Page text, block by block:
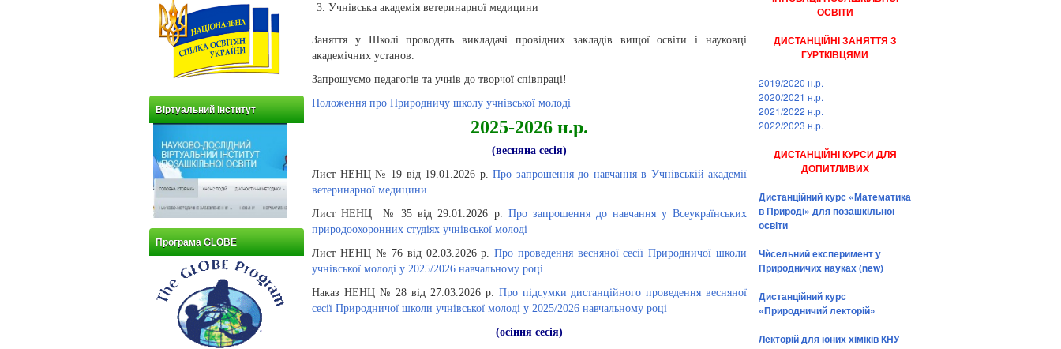
Віртуальний інститут
Програма GLOBE
Учнівська академія ветеринарної медицини
Заняття у Школі проводять викладачі провідних закладів вищої освіти і науковці
академічних установ.
Запрошуємо педагогів та учнів до творчої співпраці!
Положення про Природничу школу учнівської молоді
2025-2026 н.р.
(весняна сесія)
Лист НЕНЦ № 19 від 19.01.2026 р. Про запрошення до навчання в Учнівській академії
ветеринарної медицини
Лист НЕНЦ № 35 від 29.01.2026 р. Про запрошення до навчання у Всеукраїнських
природоохоронних студіях учнівської молоді
Лист НЕНЦ № 76 від 02.03.2026 р.Про проведення весняної сесії Природничої школи
учнівської молоді у 2025/2026 навчальному році
Наказ НЕНЦ № 28 від 27.03.2026 р. Про підсумки дистанційного проведення весняної
сесії Природничої школи учнівської молоді у 2025/2026 навчальному році
(осіння сесія)
ОСВІТИ
ДИСТАНЦІЙНІ ЗАНЯТТЯ З
ГУРТКІВЦЯМИ
2019/2020 н.р.
2020/2021 н.р.
2021/2022 н.р.
2022/2023 н.р.
ДИСТАНЦІЙНІ КУРСИ ДЛЯ
ДОПИТЛИВИХ
Дистанційний курс «Математика
в Природі» для позашкільної
освіти
Чѝсельний експеримент у
Природничих науках (new)
Дистанційний курс
«Природничий лекторій»
Лекторій для юних хіміків КНУ